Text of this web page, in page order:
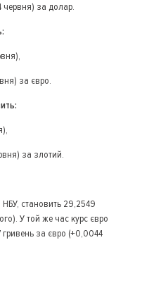
червня) за долар.
за євро.
за злотий.
становить 29,2549
У той же час курс євро
за євро (+0,0044